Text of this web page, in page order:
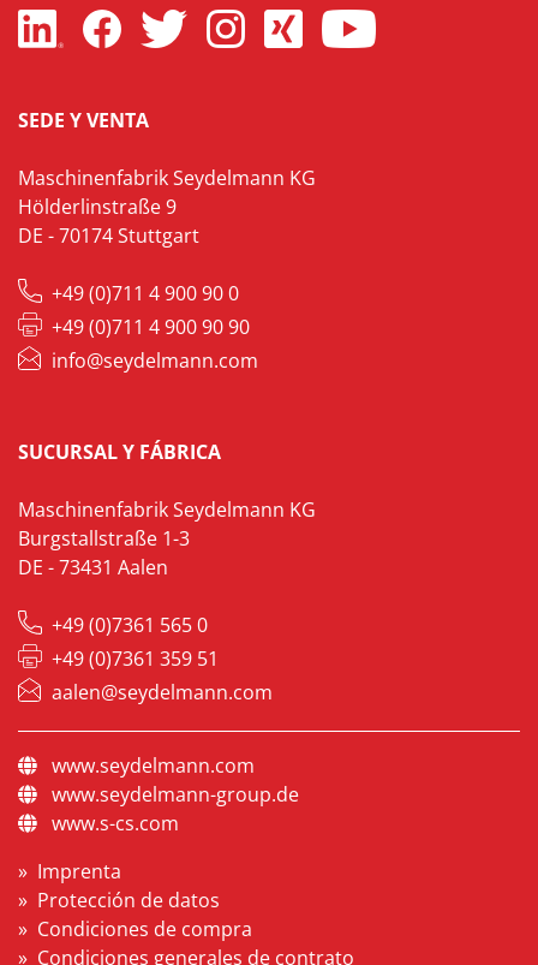
SEDE Y VENTA
Maschinenfabrik Seydelmann KG
Hölderlinstraße 9
DE - 70174 Stuttgart
+49 (0)711 4 900 90 0
+49 (0)711 4 900 90 90
info@seydelmann.com
SUCURSAL Y FÁBRICA
Maschinenfabrik Seydelmann KG
Burgstallstraße 1-3
DE - 73431 Aalen
+49 (0)7361 565 0
+49 (0)7361 359 51
aalen@seydelmann.com
www.seydelmann.com
www.seydelmann-group.de
www.s-cs.com
Imprenta
Protección de datos
Condiciones de compra
Condiciones generales de contrato